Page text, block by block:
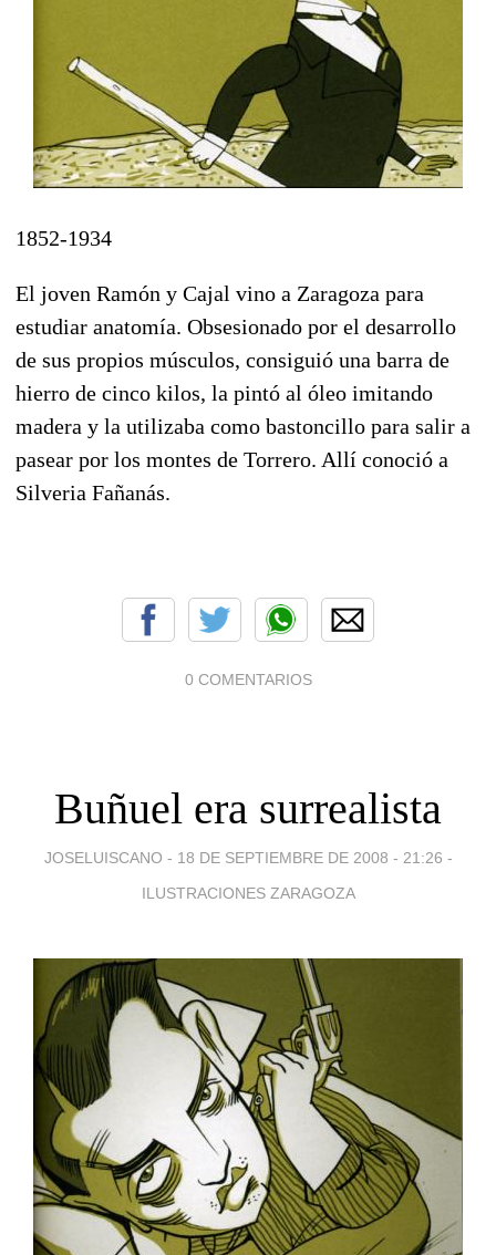
1852-1934
El joven Ramón y Cajal vino a Zaragoza para
estudiar anatomía. Obsesionado por el desarrollo
de sus propios músculos, consiguió una barra de
hierro de cinco kilos, la pintó al óleo imitando
madera y la utilizaba como bastoncillo para salir a
pasear por los montes de Torrero. Allí conoció a
Silveria Fañanás.
0 COMENTARIOS
Buñuel era surrealista
JOSELUISCANO - 18 DE SEPTIEMBRE DE 2008 - 21:26 -
ILUSTRACIONES ZARAGOZA